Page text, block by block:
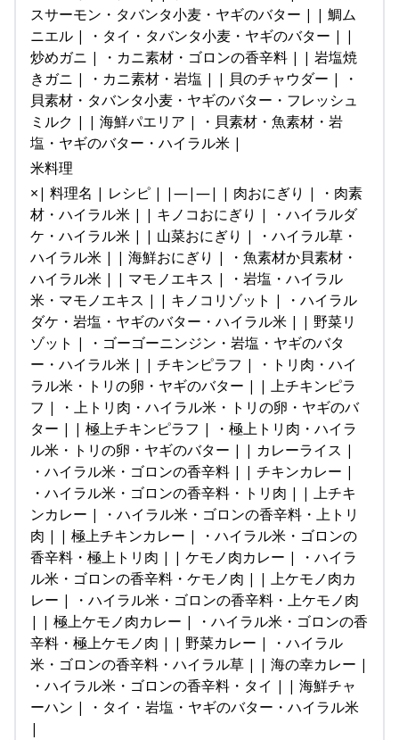
スサーモン・タバンタ小麦・ヤギのバター | | 鯛ム
ニエル | ・タイ・タバンタ小麦・ヤギのバター | |
炒めガニ | ・カニ素材・ゴロンの香辛料 | | 岩塩焼
きガニ | ・カニ素材・岩塩 | | 貝のチャウダー | ・
貝素材・タバンタ小麦・ヤギのバター・フレッシュ
ミルク | | 海鮮パエリア | ・貝素材・魚素材・岩
塩・ヤギのバター・ハイラル米 |
米料理
×| 料理名 | レシピ | |—|—| | 肉おにぎり | ・肉素
材・ハイラル米 | | キノコおにぎり | ・ハイラルダ
ケ・ハイラル米 | | 山菜おにぎり | ・ハイラル草・
ハイラル米 | | 海鮮おにぎり | ・魚素材か貝素材・
ハイラル米 | | マモノエキス | ・岩塩・ハイラル
米・マモノエキス | | キノコリゾット | ・ハイラル
ダケ・岩塩・ヤギのバター・ハイラル米 | | 野菜リ
ゾット | ・ゴーゴーニンジン・岩塩・ヤギのバタ
ー・ハイラル米 | | チキンピラフ | ・トリ肉・ハイ
ラル米・トリの卵・ヤギのバター | | 上チキンピラ
フ | ・上トリ肉・ハイラル米・トリの卵・ヤギのバ
ター | | 極上チキンピラフ | ・極上トリ肉・ハイラ
ル米・トリの卵・ヤギのバター | | カレーライス |
・ハイラル米・ゴロンの香辛料 | | チキンカレー |
・ハイラル米・ゴロンの香辛料・トリ肉 | | 上チキ
ンカレー | ・ハイラル米・ゴロンの香辛料・上トリ
肉 | | 極上チキンカレー | ・ハイラル米・ゴロンの
香辛料・極上トリ肉 | | ケモノ肉カレー | ・ハイラ
ル米・ゴロンの香辛料・ケモノ肉 | | 上ケモノ肉カ
レー | ・ハイラル米・ゴロンの香辛料・上ケモノ肉
| | 極上ケモノ肉カレー | ・ハイラル米・ゴロンの香
辛料・極上ケモノ肉 | | 野菜カレー | ・ハイラル
米・ゴロンの香辛料・ハイラル草 | | 海の幸カレー |
・ハイラル米・ゴロンの香辛料・タイ | | 海鮮チャ
ーハン | ・タイ・岩塩・ヤギのバター・ハイラル米
|